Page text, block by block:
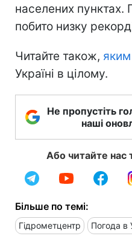
населених
побито низку
Читайте також,
Україні в цілому.
Не пропустіть
наші
Або читайте нас
Більше по темі:
Гідрометцентр Погода в